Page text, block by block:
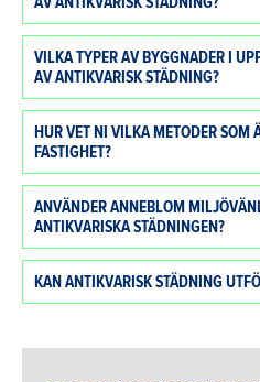
VILKA TYPER AV BYGGNADER I
AV ANTIKVARISK STÄDNING?
HUR VET NI VILKA METODER SOM
FASTIGHET?
ANVÄNDER ANNEBLOM
ANTIKVARISKA STÄDNINGEN?
KAN ANTIKVARISK STÄDNING